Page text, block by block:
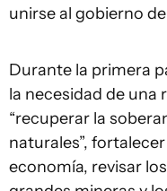
unirse al gobierno
Durante la primera
la necesidad de
“recuperar la
naturales”,
economía, revisar